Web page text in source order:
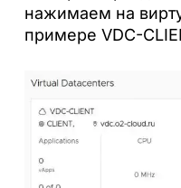
нажимаем на
примере VDC-